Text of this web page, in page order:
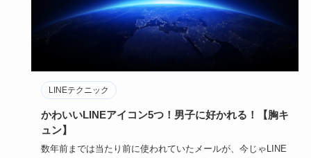
LINEテクニック
かわいいLINEアイコン5つ！男子に好かれる！【胸キ
ュン】
数年前までは当たり前に使われていたメールが、今じゃLINE